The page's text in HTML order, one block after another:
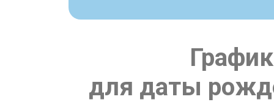
для даты